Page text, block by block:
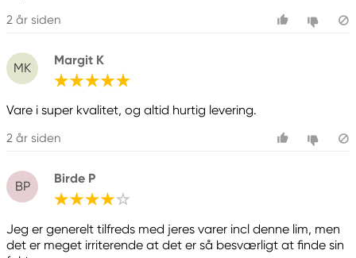
2 år siden
MK
Margit K
Vare i super kvalitet, og altid hurtig levering.
2 år siden
BP
Birde P
Jeg er generelt tilfreds med jeres varer incl denne lim, men
det er meget irriterende at det er så besværligt at finde sin